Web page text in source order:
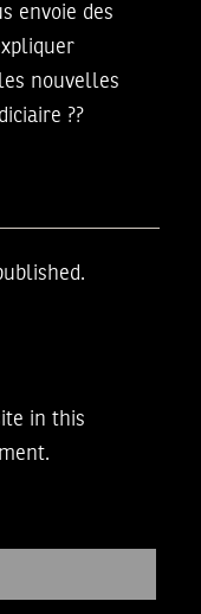
envoie des
nouvelles
??
in this